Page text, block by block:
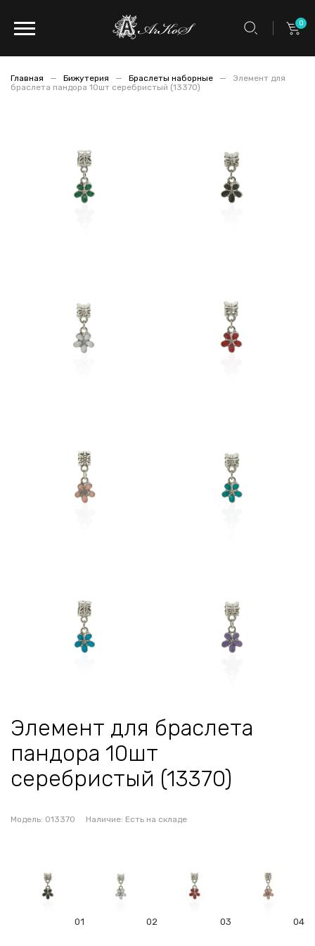
0
Главная Бижутерия Браслеты наборные
Элемент для
браслета пандора 10шт серебристый (13370)
Элемент для браслета
пандора 10шт
серебристый (13370)
Модель: 013370 Наличие: Есть на складе
01 02 03 04